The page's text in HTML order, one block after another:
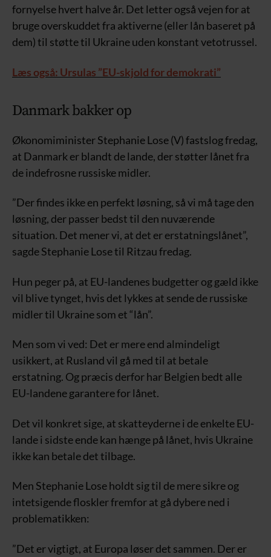
fornyelse hvert halve år. Det letter også vejen for at
bruge overskuddet fra aktiverne (eller lån baseret på
dem) til støtte til Ukraine uden konstant vetotrussel.
Læs også: Ursulas ”EU-skjold for demokrati”
Danmark bakker op
Økonomiminister Stephanie Lose (V) fastslog fredag,
at Danmark er blandt de lande, der støtter lånet fra
de indefrosne russiske midler.
”Der findes ikke en perfekt løsning, så vi må tage den
løsning, der passer bedst til den nuværende
situation. Det mener vi, at det er erstatningslånet”,
sagde Stephanie Lose til Ritzau fredag.
Hun peger på, at EU-landenes budgetter og gæld ikke
vil blive tynget, hvis det lykkes at sende de russiske
midler til Ukraine som et “lån”.
Men som vi ved: Det er mere end almindeligt
usikkert, at Rusland vil gå med til at betale
erstatning. Og præcis derfor har Belgien bedt alle
EU-landene garantere for lånet.
Det vil konkret sige, at skatteyderne i de enkelte EU-
lande i sidste ende kan hænge på lånet, hvis Ukraine
ikke kan betale det tilbage.
Men Stephanie Lose holdt sig til de mere sikre og
intetsigende floskler fremfor at gå dybere ned i
problematikken:
”Det er vigtigt, at Europa løser det sammen. Der er